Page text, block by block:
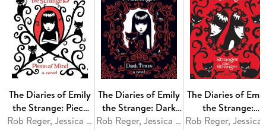
Read all the wildly inventive adventures of Emily the Strange:
The Diaries of Emily
the Strange: Piece
of Mind
Rob Reger, Jessica Gruner
The Diaries of Emily
the Strange: Dark
Times
Rob Reger, Jessica Gruner
The Diaries of
the Strange:
Stranger and